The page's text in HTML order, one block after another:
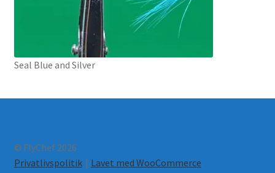
Seal Blue and Silver
© FlyChef 2026
Privatlivspolitik
Lavet med WooCommerce.